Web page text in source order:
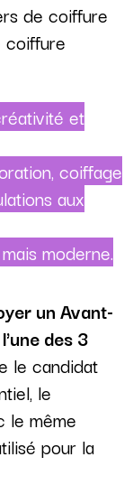
de coiffure
coiffure
et
coiffage
aux
moderne.
un Avant-
des 3
le candidat
le
le même
pour la